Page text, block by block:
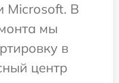
Microsoft. В
мы
в
центр